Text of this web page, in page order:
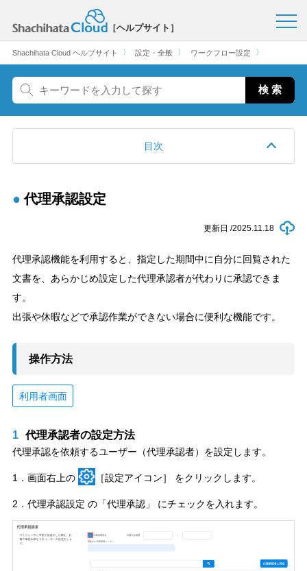
［ヘルプサイト］
Shachihata Cloud ヘルプサイト 〉 設定・全般 〉 ワークフロー設定 〉
目次
代理承認設定
更新日 /2025.11.18
代理承認機能を利用すると、指定した期間中に自分に回覧された
文書を、あらかじめ設定した代理承認者が代わりに承認できま
す。
出張や休暇などで承認作業ができない場合に便利な機能です。
操作方法
利用者画面
1 代理承認者の設定方法
代理承認を依頼するユーザー（代理承認者）を設定します。
1．画面右上の ［設定アイコン］ をクリックします。
2．代理承認設定 の「代理承認」 にチェックを入れます。